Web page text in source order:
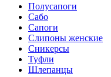
Полусапоги
Сабо
Сапоги
Слипоны женские
Сникерсы
Туфли
Шлепанцы